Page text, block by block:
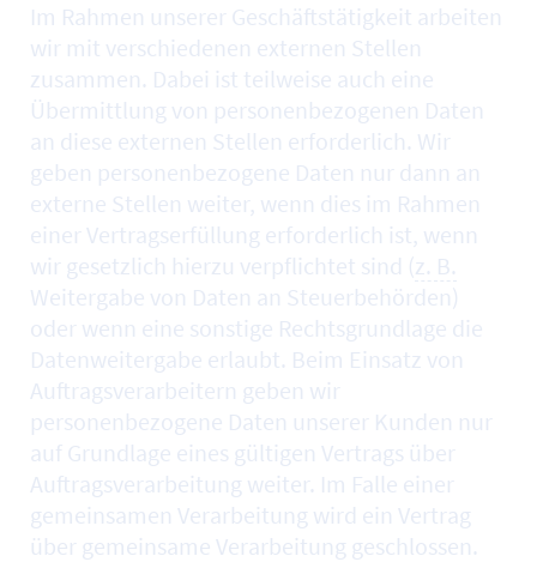
Im Rahmen unserer Geschäftstätigkeit arbeiten
wir mit verschiedenen externen Stellen
zusammen. Dabei ist teilweise auch eine
Übermittlung von personenbezogenen Daten
an diese externen Stellen erforderlich. Wir
geben personenbezogene Daten nur dann an
externe Stellen weiter, wenn dies im Rahmen
einer Vertragserfüllung erforderlich ist, wenn
wir gesetzlich hierzu verpflichtet sind (z. B.
Weitergabe von Daten an Steuerbehörden)
oder wenn eine sonstige Rechtsgrundlage die
Datenweitergabe erlaubt. Beim Einsatz von
Auftragsverarbeitern geben wir
personenbezogene Daten unserer Kunden nur
auf Grundlage eines gültigen Vertrags über
Auftragsverarbeitung weiter. Im Falle einer
gemeinsamen Verarbeitung wird ein Vertrag
über gemeinsame Verarbeitung geschlossen.